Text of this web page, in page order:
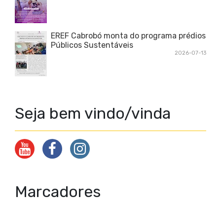
EREF Cabrobó monta do programa prédios
Públicos Sustentáveis
2026-07-13
Seja bem vindo/vinda
Marcadores